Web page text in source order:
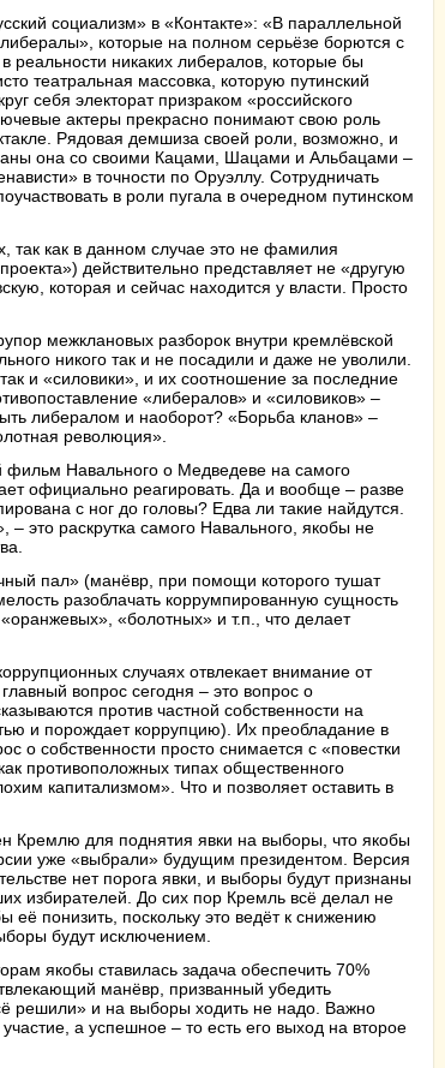
социализм» в «Контакте»: «В параллельной
которые на полном серьёзе борются с
никаких либералов, которые бы
театральная массовка, которую путинский
себя электорат призраком «российского
актеры прекрасно понимают свою роль
Рядовая демшиза своей роли, возможно, и
она со своими Кацами, Шацами и Альбацами –
в точности по Оруэллу. Сотрудничать
в роли пугала в очередном путинском
так как в данном случае это не фамилия
действительно представляет не «другую
которая и сейчас находится у власти. Просто
межклановых разборок внутри кремлёвской
никого так и не посадили и даже не уволили.
и «силовики», и их соотношение за последние
«либералов» и «силовиков» –
либералом и наоборот? «Борьба кланов» –
революция».
фильм Навального о Медведеве на самого
официально реагировать. Да и вообще – разве
с ног до головы? Едва ли такие найдутся.
– это раскрутка самого Навального, якобы не
пал» (манёвр, при помощи которого тушат
разоблачать коррумпированную сущность
«болотных» и т.п., что делает
случаях отвлекает внимание от
вопрос сегодня – это вопрос о
против частной собственности на
и порождает коррупцию). Их преобладание в
о собственности просто снимается с «повестки
противоположных типах общественного
капитализмом». Что и позволяет оставить в
Кремлю для поднятия явки на выборы, что якобы
уже «выбрали» будущим президентом. Версия
нет порога явки, и выборы будут признаны
избирателей. До сих пор Кремль всё делал не
её понизить, поскольку это ведёт к снижению
будут исключением.
якобы ставилась задача обеспечить 70%
манёвр, призванный убедить
решили» и на выборы ходить не надо. Важно
а успешное – то есть его выход на второе